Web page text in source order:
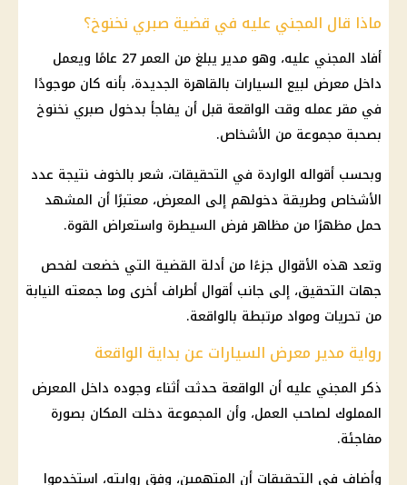
ماذا قال المجني عليه في قضية صبري نخنوخ؟
أفاد المجني عليه، وهو مدير يبلغ من العمر 27 عامًا ويعمل
داخل معرض لبيع السيارات بالقاهرة الجديدة، بأنه كان موجودًا
في مقر عمله وقت الواقعة قبل أن يفاجأ بدخول صبري نخنوخ
بصحبة مجموعة من الأشخاص.
وبحسب أقواله الواردة في التحقيقات، شعر بالخوف نتيجة عدد
الأشخاص وطريقة دخولهم إلى المعرض، معتبرًا أن المشهد
حمل مظهرًا من مظاهر فرض السيطرة واستعراض القوة.
وتعد هذه الأقوال جزءًا من أدلة القضية التي خضعت لفحص
جهات التحقيق، إلى جانب أقوال أطراف أخرى وما جمعته النيابة
من تحريات ومواد مرتبطة بالواقعة.
رواية مدير معرض السيارات عن بداية الواقعة
ذكر المجني عليه أن الواقعة حدثت أثناء وجوده داخل المعرض
المملوك لصاحب العمل، وأن المجموعة دخلت المكان بصورة
مفاجئة.
وأضاف في التحقيقات أن المتهمين، وفق روايته، استخدموا